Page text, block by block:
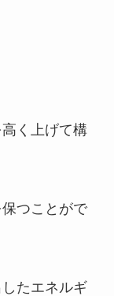
く上げて構
つことがで
たエネルギ